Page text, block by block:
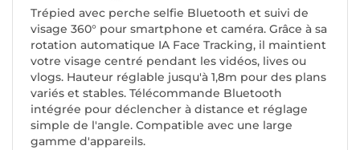
Trépied avec perche selfie Bluetooth et suivi de
visage 360° pour smartphone et caméra. Grâce à sa
rotation automatique IA Face Tracking, il maintient
votre visage centré pendant les vidéos, lives ou
vlogs. Hauteur réglable jusqu'à 1,8m pour des plans
variés et stables. Télécommande Bluetooth
intégrée pour déclencher à distance et réglage
simple de l'angle. Compatible avec une large
gamme d'appareils.